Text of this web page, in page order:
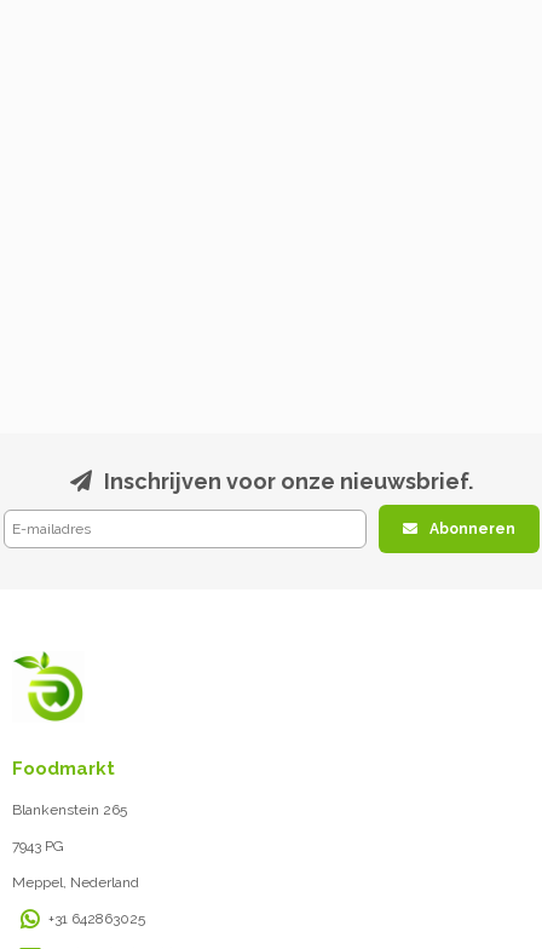
Inschrijven voor onze nieuwsbrief.
Abonneren
Foodmarkt
Blankenstein 265
7943 PG
Meppel, Nederland
+31 642863025